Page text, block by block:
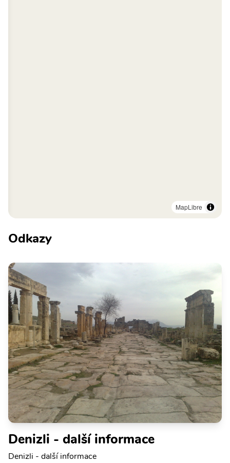
MapLibre
Odkazy
Denizli - další informace
Denizli - další informace